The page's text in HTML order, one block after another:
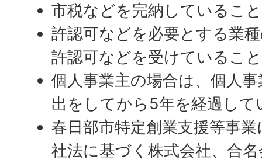
市税などを完納していること
許認可などを必要とする業
許認可などを受けていること
個人事業主の場合は、個人
出をしてから5年を経過して
春日部市特定創業支援等事
社法に基づく株式会社、合